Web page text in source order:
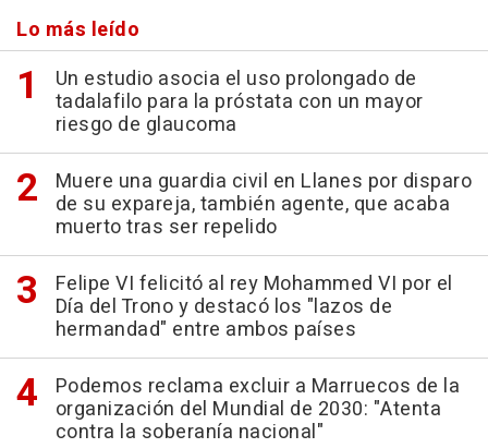
Lo más leído
Un estudio asocia el uso prolongado de
tadalafilo para la próstata con un mayor
riesgo de glaucoma
Muere una guardia civil en Llanes por disparo
de su expareja, también agente, que acaba
muerto tras ser repelido
Felipe VI felicitó al rey Mohammed VI por el
Día del Trono y destacó los "lazos de
hermandad" entre ambos países
Podemos reclama excluir a Marruecos de la
organización del Mundial de 2030: "Atenta
contra la soberanía nacional"